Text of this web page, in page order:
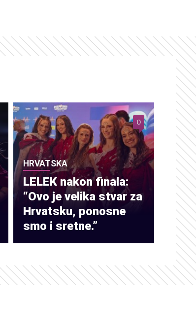
HRVATSKA
LELEK nakon finala:
“Ovo je velika stvar za
Hrvatsku, ponosne
smo i sretne.”
0